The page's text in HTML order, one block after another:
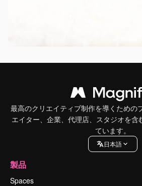
最高のクリエイティブ制作を導くための
エイター、企業、代理店、スタジオを含
ています。
日本語
製品
Spaces